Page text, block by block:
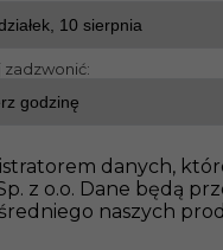
za granicą
danych,
z o.o. Dane będą
naszych